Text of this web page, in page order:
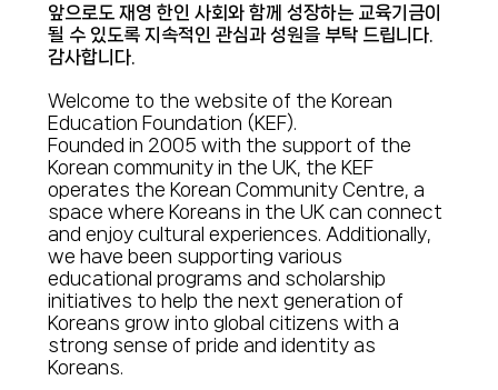
앞으로도 재영 한인 사회와 함께 성장하는 교육기금이
될 수 있도록 지속적인 관심과 성원을 부탁 드립니다.
감사합니다.
Welcome to the website of the Korean
Education Foundation (KEF).
Founded in 2005 with the support of the
Korean community in the UK, the KEF
operates the Korean Community Centre, a
space where Koreans in the UK can connect
and enjoy cultural experiences. Additionally,
we have been supporting various
educational programs and scholarship
initiatives to help the next generation of
Koreans grow into global citizens with a
strong sense of pride and identity as
Koreans.